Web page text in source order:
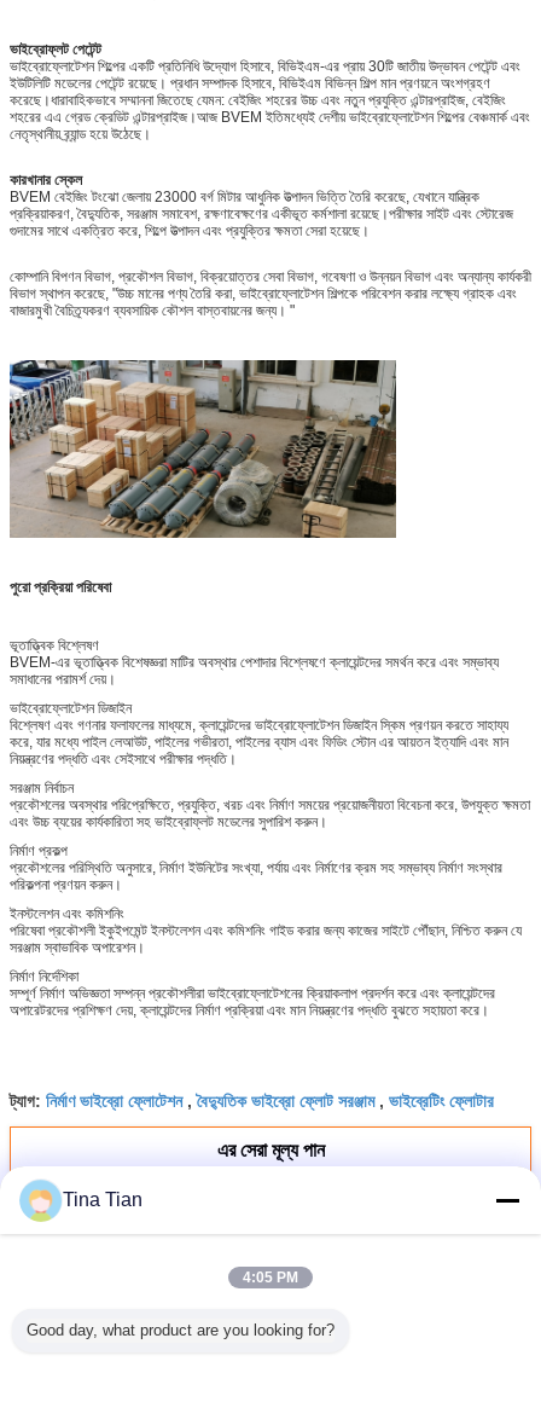
ভাইব্রোফ্লট পেটেন্ট
ভাইব্রোফ্লোটেশন শিল্পের একটি প্রতিনিধি উদ্যোগ হিসাবে, বিভিইএম-এর প্রায় 30টি জাতীয় উদ্ভাবন পেটেন্ট এবং
ইউটিলিটি মডেলের পেটেন্ট রয়েছে। প্রধান সম্পাদক হিসাবে, বিভিইএম বিভিন্ন শিল্প মান প্রণয়নে অংশগ্রহণ
করেছে।ধারাবাহিকভাবে সম্মাননা জিতেছে যেমন: বেইজিং শহরের উচ্চ এবং নতুন প্রযুক্তি এন্টারপ্রাইজ, বেইজিং
শহরের এএ গ্রেড ক্রেডিট এন্টারপ্রাইজ।আজ BVEM ইতিমধ্যেই দেশীয় ভাইব্রোফ্লোটেশন শিল্পের বেঞ্চমার্ক এবং
নেতৃস্থানীয় ব্র্যান্ড হয়ে উঠেছে।
কারখানার স্কেল
BVEM বেইজিং টংঝো জেলায় 23000 বর্গ মিটার আধুনিক উত্পাদন ভিত্তি তৈরি করেছে, যেখানে যান্ত্রিক
প্রক্রিয়াকরণ, বৈদ্যুতিক, সরঞ্জাম সমাবেশ, রক্ষণাবেক্ষণের একীভূত কর্মশালা রয়েছে।পরীক্ষার সাইট এবং স্টোরেজ
গুদামের সাথে একত্রিত করে, শিল্পে উত্পাদন এবং প্রযুক্তির ক্ষমতা সেরা হয়েছে।
কোম্পানি বিপণন বিভাগ, প্রকৌশল বিভাগ, বিক্রয়োত্তর সেবা বিভাগ, গবেষণা ও উন্নয়ন বিভাগ এবং অন্যান্য কার্যকরী
বিভাগ স্থাপন করেছে, "উচ্চ মানের পণ্য তৈরি করা, ভাইব্রোফ্লোটেশন শিল্পকে পরিবেশন করার লক্ষ্যে গ্রাহক এবং
বাজারমুখী বৈচিত্র্যকরণ ব্যবসায়িক কৌশল বাস্তবায়নের জন্য। "
পুরো প্রক্রিয়া পরিষেবা
ভূতাত্ত্বিক বিশ্লেষণ
BVEM-এর ভূতাত্ত্বিক বিশেষজ্ঞরা মাটির অবস্থার পেশাদার বিশ্লেষণে ক্লায়েন্টদের সমর্থন করে এবং সম্ভাব্য
সমাধানের পরামর্শ দেয়।
ভাইব্রোফ্লোটেশন ডিজাইন
বিশ্লেষণ এবং গণনার ফলাফলের মাধ্যমে, ক্লায়েন্টদের ভাইব্রোফ্লোটেশন ডিজাইন স্কিম প্রণয়ন করতে সাহায্য
করে, যার মধ্যে পাইল লেআউট, পাইলের গভীরতা, পাইলের ব্যাস এবং ফিডিং স্টোন এর আয়তন ইত্যাদি এবং মান
নিয়ন্ত্রণের পদ্ধতি এবং সেইসাথে পরীক্ষার পদ্ধতি।
সরঞ্জাম নির্বাচন
প্রকৌশলের অবস্থার পরিপ্রেক্ষিতে, প্রযুক্তি, খরচ এবং নির্মাণ সময়ের প্রয়োজনীয়তা বিবেচনা করে, উপযুক্ত ক্ষমতা
এবং উচ্চ ব্যয়ের কার্যকারিতা সহ ভাইব্রোফ্লট মডেলের সুপারিশ করুন।
নির্মাণ প্রকল্প
প্রকৌশলের পরিস্থিতি অনুসারে, নির্মাণ ইউনিটের সংখ্যা, পর্যায় এবং নির্মাণের ক্রম সহ সম্ভাব্য নির্মাণ সংস্থার
পরিকল্পনা প্রণয়ন করুন।
ইনস্টলেশন এবং কমিশনিং
পরিষেবা প্রকৌশলী ইকুইপমেন্ট ইনস্টলেশন এবং কমিশনিং গাইড করার জন্য কাজের সাইটে পৌঁছান, নিশ্চিত করুন যে
সরঞ্জাম স্বাভাবিক অপারেশন।
নির্মাণ নির্দেশিকা
সম্পূর্ণ নির্মাণ অভিজ্ঞতা সম্পন্ন প্রকৌশলীরা ভাইব্রোফ্লোটেশনের ক্রিয়াকলাপ প্রদর্শন করে এবং ক্লায়েন্টদের
অপারেটরদের প্রশিক্ষণ দেয়, ক্লায়েন্টদের নির্মাণ প্রক্রিয়া এবং মান নিয়ন্ত্রণের পদ্ধতি বুঝতে সহায়তা করে।
ট্যাগ: নির্মাণ ভাইব্রো ফ্লোটেশন,বৈদ্যুতিক ভাইব্রো ফ্লোট সরঞ্জাম, ভাইব্রেটিং ফ্লোটার
এর সেরা মূল্য পান
নিষ্পত্তি সমস্যা সমাধানের জন্য Bvem
ফাউন্ডেশন চিকিত্সা
চালিয়ে
Tina Tian
4:05 PM
Good day, what product are you looking for?